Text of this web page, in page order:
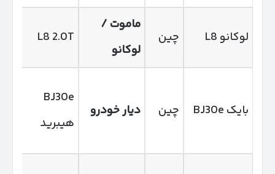
لوکانو L8 چین
ماموت /
لوکانو
L8 2.0T
بایک BJ30e چین دیار خودرو
BJ30e
هیبرید